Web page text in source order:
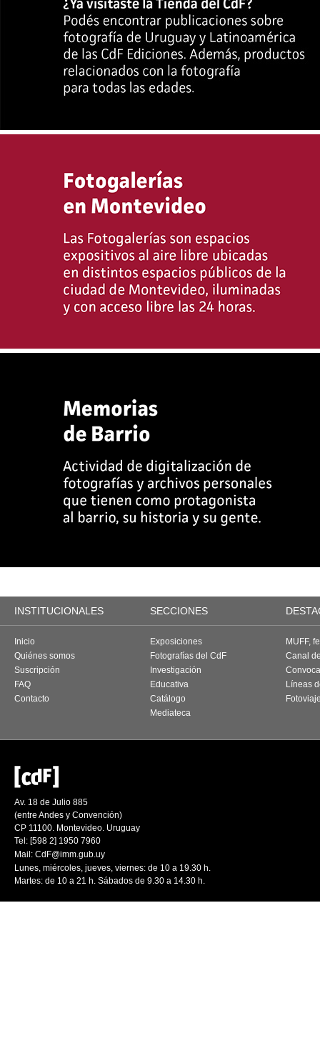
INSTITUCIONALES SECCIONES
Inicio
Quiénes somos
Suscripción
FAQ
Contacto
Exposiciones
Fotografías del CdF
Investigación
Educativa
Catálogo
Mediateca
MUFF,
Canal
Líneas
Av. 18 de Julio 885
(entre Andes y Convención)
CP 11100. Montevideo. Uruguay
Tel: [598 2] 1950 7960
Mail: CdF@imm.gub.uy
Lunes, miércoles, jueves, viernes: de 10 a 19.30 h.
Martes: de 10 a 21 h. Sábados de 9.30 a 14.30 h.